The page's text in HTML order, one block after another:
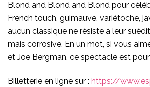
Blond and Blond and Blond pour
French touch, guimauve, variétoche,
aucun classique ne résiste à leur
mais corrosive. En un mot, si vous
et Joe Bergman, ce spectacle est
Billetterie en ligne sur : https://